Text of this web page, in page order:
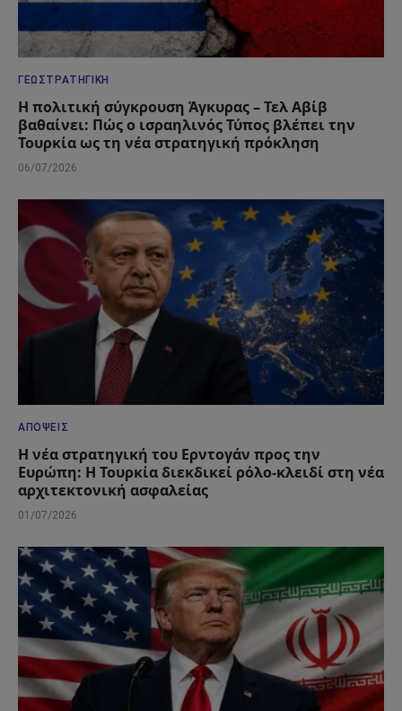
ΓΕΩΣΤΡΑΤΗΓΙΚΉ
Η πολιτική σύγκρουση Άγκυρας – Τελ Αβίβ
βαθαίνει: Πώς ο ισραηλινός Τύπος βλέπει την
Τουρκία ως τη νέα στρατηγική πρόκληση
06/07/2026
ΑΠΌΨΕΙΣ
Η νέα στρατηγική του Ερντογάν προς την
Ευρώπη: Η Τουρκία διεκδικεί ρόλο-κλειδί στη νέα
αρχιτεκτονική ασφαλείας
01/07/2026